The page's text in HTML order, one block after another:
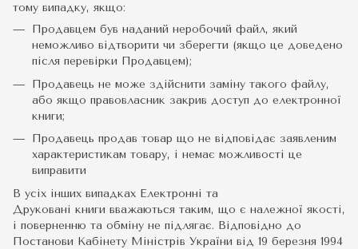
тому випадку, якщо:
Продавцем був наданий неробочий файл, який
неможливо відтворити чи зберегти (якщо це доведено
після перевірки Продавцем);
Продавець не може здійснити заміну такого файлу,
або якщо правовласник закрив доступ до електронної
книги;
Продавець продав товар що не відповідає заявленим
характеристикам товару, і немає можливості це
виправити
В усіх інших випадках Електронні та
Друковані книги вважаються таким, що є належної якості,
і поверненню та обміну не підлягає. Відповідно до
Постанови Кабінету Міністрів України від 19 березня 1994